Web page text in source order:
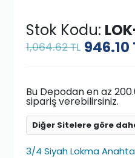
Stok Kodu:
1,064.62 TL 946.10
Bu Depodan en az
sipariş verebilirsiniz.
Diğer Sitelere göre
3/4 Siyah Lokma